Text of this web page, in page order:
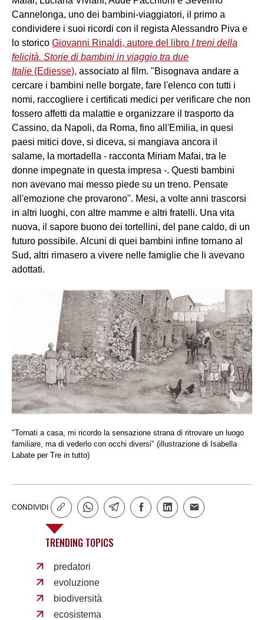
Cannelonga, uno dei bambini-viaggiatori, il primo a
condividere i suoi ricordi con il regista Alessandro Piva e
lo storico Giovanni Rinaldi, autore del libro I treni della
felicità. Storie di bambini in viaggio tra due
Italie (Ediesse), associato al film. "Bisognava andare a
cercare i bambini nelle borgate, fare l'elenco con tutti i
nomi, raccogliere i certificati medici per verificare che non
fossero affetti da malattie e organizzare il trasporto da
Cassino, da Napoli, da Roma, fino all'Emilia, in quesi
paesi mitici dove, si diceva, si mangiava ancora il
salame, la mortadella - racconta Miriam Mafai, tra le
donne impegnate in questa impresa -. Questi bambini
non avevano mai messo piede su un treno. Pensate
all'emozione che provarono". Mesi, a volte anni trascorsi
in altri luoghi, con altre mamme e altri fratelli. Una vita
nuova, il sapore buono dei tortellini, del pane caldo, di un
futuro possibile. Alcuni di quei bambini infine tornano al
Sud, altri rimasero a vivere nelle famiglie che li avevano
adottati.
"Tornati a casa, mi ricordo la sensazione strana di ritrovare un luogo
familiare, ma di vederlo con occhi diversi" (illustrazione di Isabella
Labate per Tre in tutto)
CONDIVIDI
TRENDING TOPICS
predatori
evoluzione
biodiversità
ecosistema